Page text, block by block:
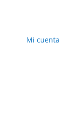
Mi cuenta